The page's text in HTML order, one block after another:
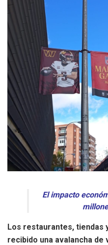
El impacto
Los restaurantes, tiendas
recibido una avalancha de